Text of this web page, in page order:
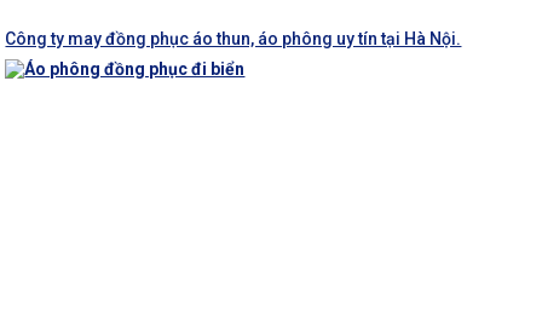
Công ty may đồng phục áo thun, áo phông uy tín tại Hà Nội.